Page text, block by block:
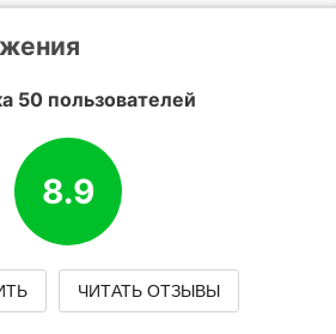
50 пользователей
8.9
ЧИТАТЬ ОТЗЫВЫ